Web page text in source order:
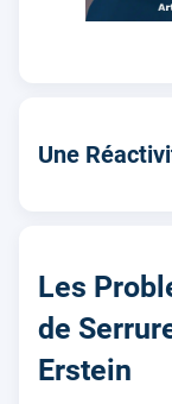
Une
Les
de
Erstein